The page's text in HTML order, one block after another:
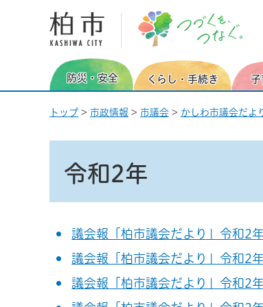
柏市 つづくを、つなぐ。
防災・安全 くらし・手続き 子
トップ > 市政情報 > 市議会 > かしわ市議会だよ
令和2年
議会報「柏市議会だより」令和2
議会報「柏市議会だより」令和2
議会報「柏市議会だより」令和2